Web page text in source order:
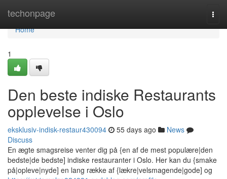
techonpage
Home
Home
1
Den beste indiske Restaurants
opplevelse i Oslo
eksklusiv-indisk-restaur430094 55 days ago
News
Discuss
En ægte smagsreise venter dig på {en af de mest populære|den
bedste|de bedste] indiske restauranter i Oslo. Her kan du {smake
på|opleve|nyde] en lang række af {lækre|velsmagende|gode] og